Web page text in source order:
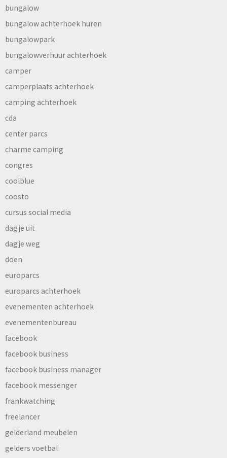
bungalow
bungalow achterhoek huren
bungalowpark
bungalowverhuur achterhoek
camper
camperplaats achterhoek
camping achterhoek
cda
center parcs
charme camping
congres
coolblue
coosto
cursus social media
dagje uit
dagje weg
doen
europarcs
europarcs achterhoek
evenementen achterhoek
evenementenbureau
facebook
facebook business
facebook business manager
facebook messenger
frankwatching
freelancer
gelderland meubelen
gelders voetbal